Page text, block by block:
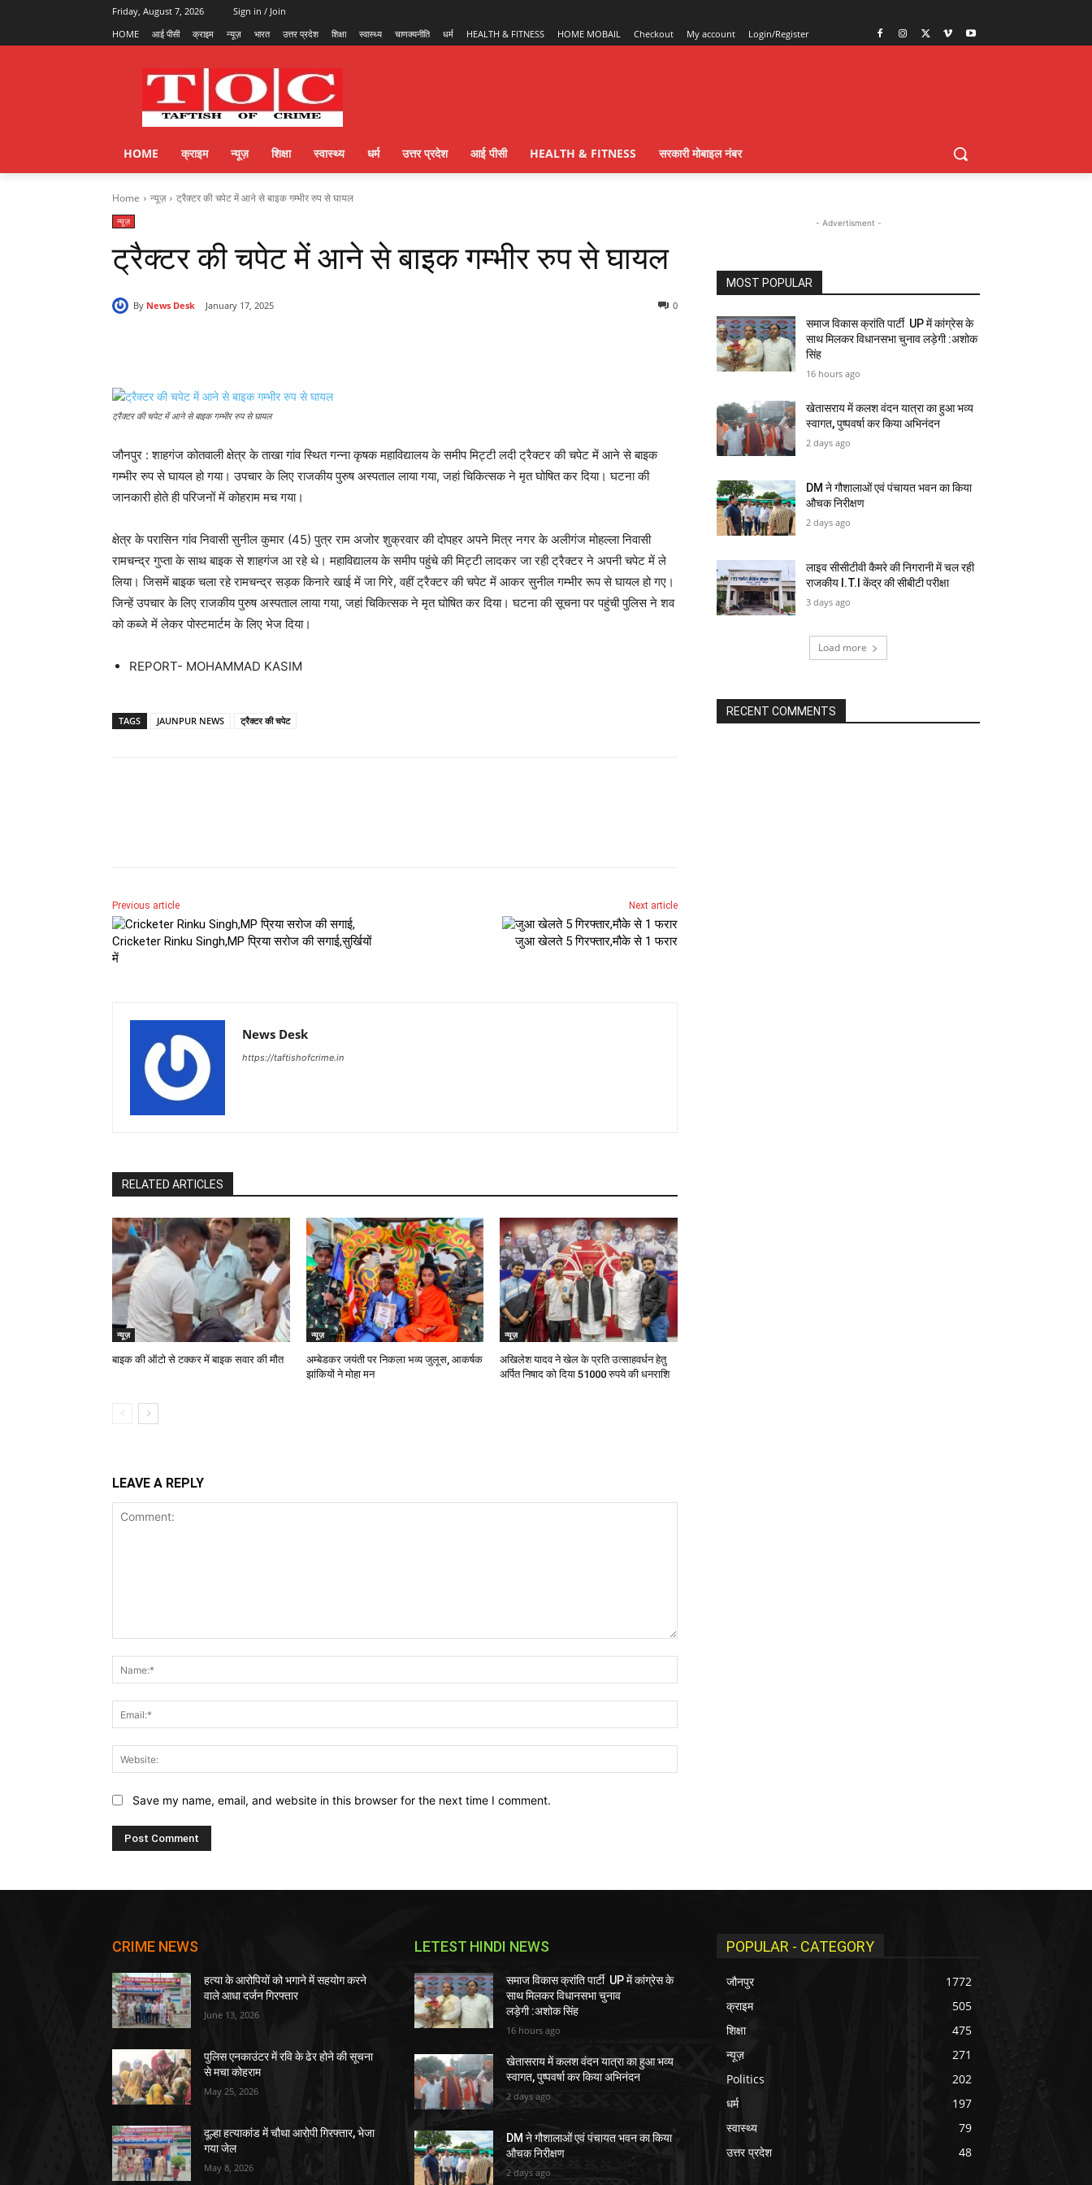
Friday, August 7, 2026
Sign in / Join
HOME
आई पीसी क्राइम न्यूज़ भारत उत्तर प्रदेश शिक्षा स्वास्थ्य चाणक्यनीति धर्म HEALTH & FITNESS HOME MOBAIL Checkout My account Login/Register
HOME क्राइम न्यूज़ शिक्षा स्वास्थ्य धर्म उत्तर प्रदेश आई पीसी HEALTH & FITNESS सरकारी मोबाइल नंबर
Home न्यूज़ ट्रैक्टर की चपेट में आने से बाइक गम्भीर रुप से घायल
न्यूज़
ट्रैक्टर की चपेट में आने से बाइक गम्भीर रुप से घायल
By News Desk January 17, 2025 0
ट्रैक्टर की चपेट में आने से बाइक गम्भीर रुप से घायल
जौनपुर : शाहगंज कोतवाली क्षेत्र के ताखा गांव स्थित गन्ना कृषक महाविद्यालय के समीप मिट्टी लदी ट्रैक्टर की चपेट में आने से बाइक
गम्भीर रुप से घायल हो गया। उपचार के लिए राजकीय पुरुष अस्पताल लाया गया, जहां चिकित्सक ने मृत घोषित कर दिया। घटना की
जानकारी होते ही परिजनों में कोहराम मच गया।
क्षेत्र के परासिन गांव निवासी सुनील कुमार (45) पुत्र राम अजोर शुक्रवार की दोपहर अपने मित्र नगर के अलीगंज मोहल्ला निवासी
रामचन्द्र गुप्ता के साथ बाइक से शाहगंज आ रहे थे। महाविद्यालय के समीप पहुंचे की मिट्टी लादकर जा रही ट्रैक्टर ने अपनी चपेट में ले
लिया। जिसमें बाइक चला रहे रामचन्द्र सड़क किनारे खाई में जा गिरे, वहीं ट्रैक्टर की चपेट में आकर सुनील गम्भीर रूप से घायल हो गए।
जिन्हें उपचार के लिए राजकीय पुरुष अस्पताल लाया गया, जहां चिकित्सक ने मृत घोषित कर दिया। घटना की सूचना पर पहुंची पुलिस ने शव
को कब्जे में लेकर पोस्टमार्टम के लिए भेज दिया।
REPORT- MOHAMMAD KASIM
TAGS JAUNPUR NEWS ट्रैक्टर की चपेट
Previous article
Cricketer Rinku Singh,MP प्रिया सरोज की सगाई,सुर्खियों
में
Next article
जुआ खेलते 5 गिरफ्तार,मौके से 1 फरार
News Desk
https://taftishofcrime.in
RELATED ARTICLES
न्यूज़
बाइक की ऑटो से टक्कर में बाइक सवार की मौत
न्यूज़
अम्बेडकर जयंती पर निकला भव्य जुलूस, आकर्षक
झांकियों ने मोहा मन
न्यूज़
अखिलेश यादव ने खेल के प्रति उत्साहवर्धन हेतु
अर्पित निषाद को दिया 51000 रुपये की धनराशि
LEAVE A REPLY
Save my name, email, and website in this browser for the next time I comment.
- Advertisment -
MOST POPULAR
समाज विकास क्रांति पार्टी UP में कांग्रेस के
साथ मिलकर विधानसभा चुनाव लड़ेगी :अशोक
सिंह
16 hours ago
खेतासराय में कलश वंदन यात्रा का हुआ भव्य
स्वागत, पुष्पवर्षा कर किया अभिनंदन
2 days ago
DM ने गौशालाओं एवं पंचायत भवन का किया
औचक निरीक्षण
2 days ago
लाइव सीसीटीवी कैमरे की निगरानी में चल रही
राजकीय I.T.I केंद्र की सीबीटी परीक्षा
3 days ago
Load more
RECENT COMMENTS
CRIME NEWS
हत्या के आरोपियों को भगाने में सहयोग करने
वाले आधा दर्जन गिरफ्तार
June 13, 2026
पुलिस एनकाउंटर में रवि के ढेर होने की सूचना
से मचा कोहराम
May 25, 2026
दूल्हा हत्याकांड में चौथा आरोपी गिरफ्तार, भेजा
गया जेल
May 8, 2026
LETEST HINDI NEWS
समाज विकास क्रांति पार्टी UP में कांग्रेस के
साथ मिलकर विधानसभा चुनाव
लड़ेगी :अशोक सिंह
16 hours ago
खेतासराय में कलश वंदन यात्रा का हुआ भव्य
स्वागत, पुष्पवर्षा कर किया अभिनंदन
2 days ago
DM ने गौशालाओं एवं पंचायत भवन का किया
औचक निरीक्षण
2 days ago
POPULAR - CATEGORY
जौनपुर
1772
क्राइम
505
शिक्षा
475
न्यूज़
271
Politics
202
धर्म
197
स्वास्थ्य
79
उत्तर प्रदेश
48